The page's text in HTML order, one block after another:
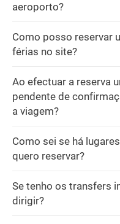
aeroporto?
Como posso reservar
férias no site?
Ao efectuar a reserva
pendente de
a viagem?
Como sei se há
quero reservar?
Se tenho os transfers
dirigir?